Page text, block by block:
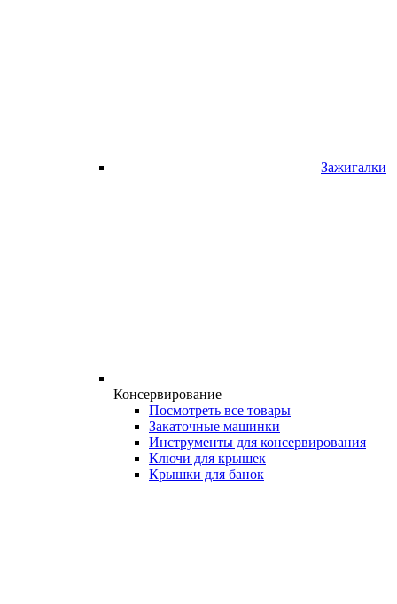
Зажигалки
Консервирование
Посмотреть все товары
Закаточные машинки
Инструменты для консервирования
Ключи для крышек
Крышки для банок